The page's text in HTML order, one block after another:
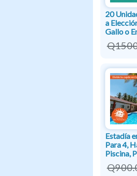
20
a
Gallo o
Estadía
Para 4,
Piscina,